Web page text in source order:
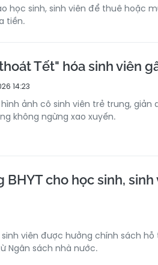
học sinh, sinh viên để thuê hoặc
tiền.
Tết" hóa sinh viên
14:23
ảnh cô sinh viên trẻ trung, giản
không ngừng xao xuyến.
cho học sinh, sinh
viên được hưởng chính sách
Ngân sách nhà nước.